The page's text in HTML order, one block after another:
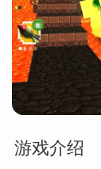
游戏介绍